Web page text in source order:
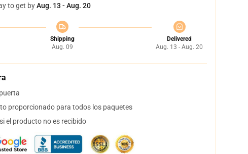
to get byAug. 13 - Aug. 20
Shipping
Aug. 09
Delivered
Aug. 13 - Aug. 20
proporcionado para todos los paquetes
el producto no es recibido